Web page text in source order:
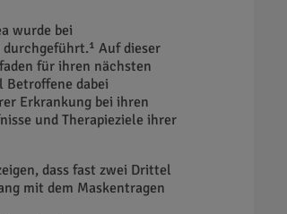
wurde bei
durchgeführt.¹ Auf dieser
für ihren nächsten
dabei
Erkrankung bei ihren
und Therapieziele ihrer
dass fast zwei Drittel
mit dem Maskentragen